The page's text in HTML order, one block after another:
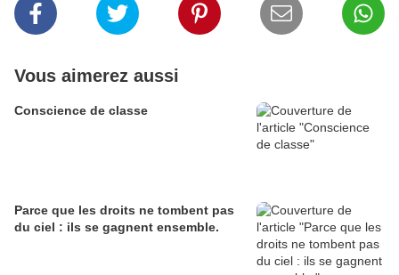
Vous aimerez aussi
Conscience de classe
Parce que les droits ne tombent pas
du ciel : ils se gagnent ensemble.